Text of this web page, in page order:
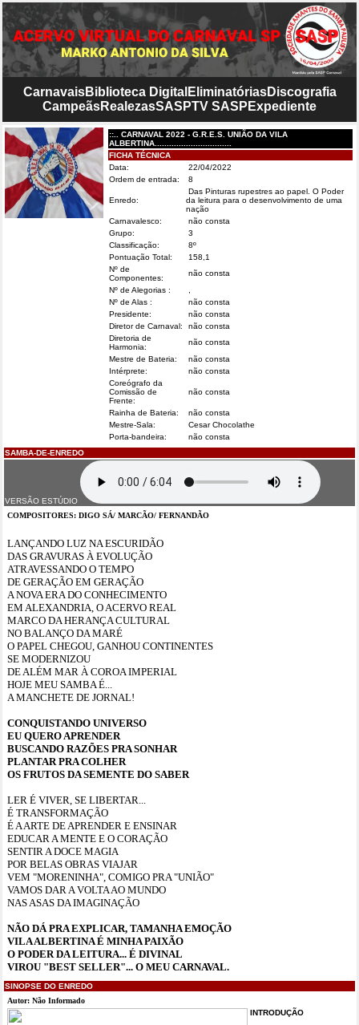
CarnavaisBiblioteca Digital EliminatóriasDiscografia
CampeãsRealezasSASPTV SASP Expediente
::.. CARNAVAL 2022 - G.R.E.S. UNIÃO DA VILA
ALBERTINA................................
FICHA TÉCNICA
Data:
22/04/2022
Ordem de entrada:
8
Enredo:
Das Pinturas rupestres ao papel. O Poder
da leitura para o desenvolvimento de uma
nação
Carnavalesco:
não consta
Grupo:
3
Classificação:
8º
Pontuação Total:
158,1
Nº de
Componentes:
não consta
Nº de Alegorias :
Nº de Alas :
não consta
Presidente:
não consta
Diretor de Carnaval:
não consta
Diretoria de
Harmonia:
não consta
Mestre de Bateria:
não consta
Intérprete:
não consta
Coreógrafo da
Comissão de
Frente:
não consta
Rainha de Bateria:
não consta
Mestre-Sala:
Cesar Chocolathe
Porta-bandeira:
não consta
SAMBA-DE-ENREDO
VERSÃO ESTÚDIO
COMPOSITORES: DIGO SÁ/ MARCÃO/ FERNANDÃO
LANÇANDO LUZ NA ESCURIDÃO
DAS GRAVURAS À EVOLUÇÃO
ATRAVESSANDO O TEMPO
DE GERAÇÃO EM GERAÇÃO
A NOVA ERA DO CONHECIMENTO
EM ALEXANDRIA, O ACERVO REAL
MARCO DA HERANÇA CULTURAL
NO BALANÇO DA MARÉ
O PAPEL CHEGOU, GANHOU CONTINENTES
SE MODERNIZOU
DE ALÉM MAR À COROA IMPERIAL
HOJE MEU SAMBA É...
A MANCHETE DE JORNAL!
CONQUISTANDO UNIVERSO
EU QUERO APRENDER
BUSCANDO RAZÕES PRA SONHAR
PLANTAR PRA COLHER
OS FRUTOS DA SEMENTE DO SABER
LER É VIVER, SE LIBERTAR...
É TRANSFORMAÇÃO
É A ARTE DE APRENDER E ENSINAR
EDUCAR A MENTE E O CORAÇÃO
SENTIR A DOCE MAGIA
POR BELAS OBRAS VIAJAR
VEM "MORENINHA", COMIGO PRA "UNIÃO"
VAMOS DAR A VOLTA AO MUNDO
NAS ASAS DA IMAGINAÇÃO
NÃO DÁ PRA EXPLICAR, TAMANHA EMOÇÃO
VILA ALBERTINA É MINHA PAIXÃO
O PODER DA LEITURA... É DIVINAL
VIROU "BEST SELLER"... O MEU CARNAVAL.
SINOPSE DO ENREDO
Autor: Não Informado
INTRODUÇÃO